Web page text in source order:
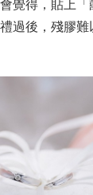
覺得，貼上「
過後，殘膠難